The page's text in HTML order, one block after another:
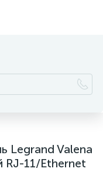
Legrand Valena
RJ-11/Ethernet